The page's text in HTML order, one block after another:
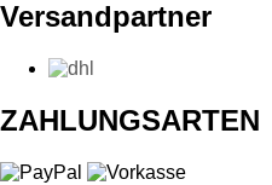
Versandpartner
ZAHLUNGSARTEN